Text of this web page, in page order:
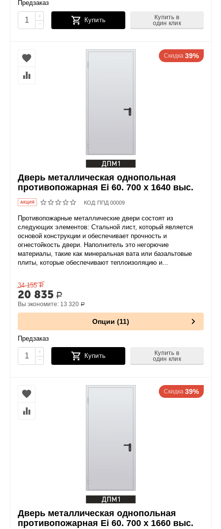
Предзаказ
+
−
Купить
Купить в
один клик
Скидка 39%
Дверь металлическая однопольная
противопожарная Ei 60. 700 x 1640 выс.
AКЦИЯ КОД: ППД 00009
Противопожарные металлические двери состоят из
следующих элементов: Стальной лист, который является
основой конструкции и обеспечивает прочность и
огнестойкость двери. Наполнитель это негорючие
материалы, такие как минеральная вата или базальтовые
плиты, которые обеспечивают теплоизоляцию и...
34 155 Р
20 835 Р
Вы экономите: 13 320 Р
Опции (11)
Предзаказ
+
−
Купить
Купить в
один клик
Скидка 39%
Дверь металлическая однопольная
противопожарная Ei 60. 700 x 1660 выс.